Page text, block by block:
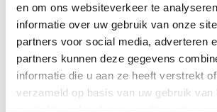
en om ons websiteverkeer te
informatie over uw gebruik van onze
partners voor social media, adverteren
partners kunnen deze gegevens
informatie die u aan ze heeft verstrekt
verzameld op basis van uw gebruik van